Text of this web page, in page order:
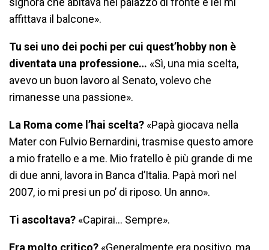
affittava il balcone».
Tu sei uno dei pochi per cui quest’hobby non è
diventata una professione… «Sì, una mia scelta,
avevo un buon lavoro al Senato, volevo che
rimanesse una passione».
La Roma come l’hai scelta? «Papà giocava nella
Mater con Fulvio Bernardini, trasmise questo amore
a mio fratello e a me. Mio fratello è più grande di me
di due anni, lavora in Banca d’Italia. Papà morì nel
2007, io mi presi un po’ di riposo. Un anno».
Ti ascoltava? «Capirai… Sempre».
Era molto critico? «Generalmente era positivo, ma